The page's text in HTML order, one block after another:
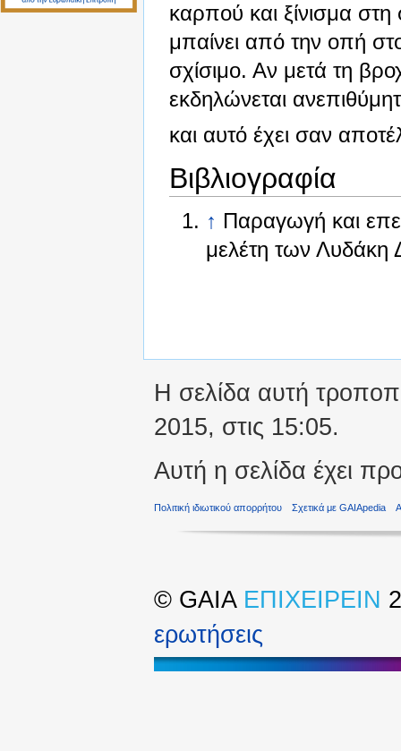
καρπού και ξίνισμα στη
μπαίνει από την οπή
σχίσιμο. Αν μετά τη
εκδηλώνεται
και αυτό έχει σαν
Βιβλιογραφία
↑ Παραγωγή και
μελέτη των Λυδάκη
Η σελίδα αυτή
2015, στις 15:05.
Αυτή η σελίδα έχει
Πολιτική ιδιωτικού απορρήτου Σχετικά με GAIApedia
© GAIA ΕΠΙΧΕΙΡΕΙΝ
ερωτήσεις